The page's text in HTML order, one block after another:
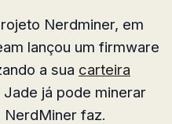
Nerdminer, em
lançou um firmware
a sua carteira
já pode minerar
NerdMiner faz.